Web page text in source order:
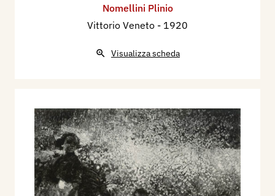
Nomellini Plinio
Vittorio Veneto - 1920
Visualizza scheda